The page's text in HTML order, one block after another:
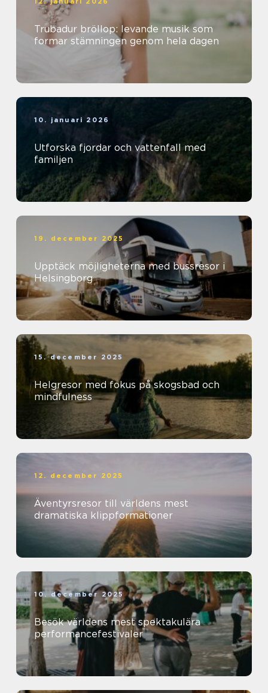
Trubadur bröllop: levande musik som
formar stämningen genom hela dagen
10. januari 2026
Utforska fjordar och vattenfall med
familjen
19. december 2025
Upptäck möjligheterna med bussresor i
Helsingborg
15. december 2025
Helgresor med fokus på skogsbad och
mindfulness
12. december 2025
Äventyrsresor till världens mest
dramatiska klippformationer
10. december 2025
Besök världens mest spektakulära
performancefestivaler